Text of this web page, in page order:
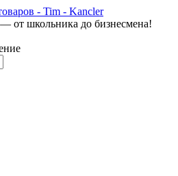
от школьника до бизнесмена!